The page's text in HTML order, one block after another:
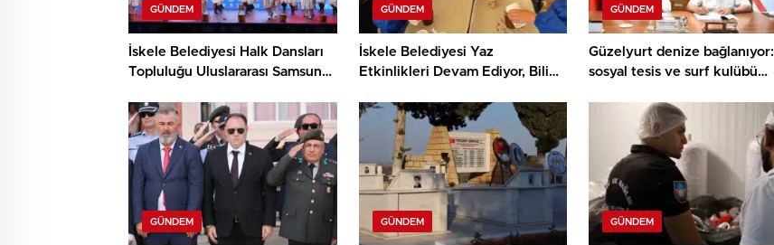
GÜNDEM
İskele Belediyesi Halk Dansları
Topluluğu Uluslararası Samsun
KKTC’yi Gururla Temsil Ediyor
GÜNDEM
İskele Belediyesi Yaz
Etkinlikleri Devam Ediyor, Bilim
Çocuklar Öne Çıktı
GÜNDEM
Güzelyurt denize bağlanıyor:
sosyal tesis ve surf kulübü
imzalandı
GÜNDEM GÜNDEM GÜNDEM